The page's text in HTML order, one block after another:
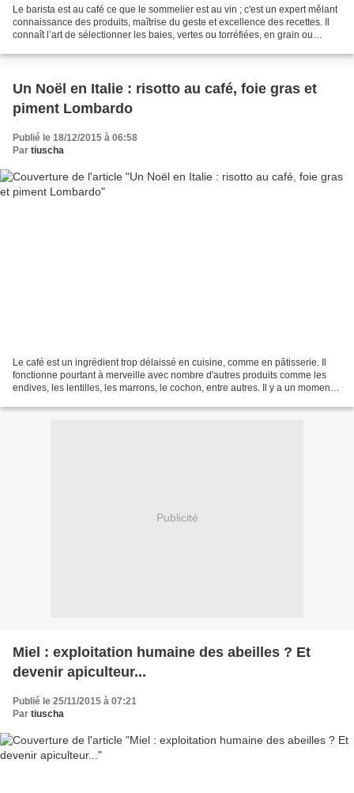
Le barista est au café ce que le sommelier est au vin ; c'est un expert mêlant
connaissance des produits, maîtrise du geste et excellence des recettes. Il
connaît l’art de sélectionner les baies, vertes ou torréfiées, en grain ou
Un Noël en Italie : risotto au café, foie gras et
piment Lombardo
Publié le 18/12/2015 à 06:58
Par tiuscha
Le café est un ingrédient trop délaissé en cuisine, comme en pâtisserie. Il
fonctionne pourtant à merveille avec nombre d'autres produits comme les
endives, les lentilles, les marrons, le cochon, entre autres. Il y a un moment
Publicité
Miel : exploitation humaine des abeilles ? Et
devenir apiculteur...
Publié le 25/11/2015 à 07:21
Par tiuscha